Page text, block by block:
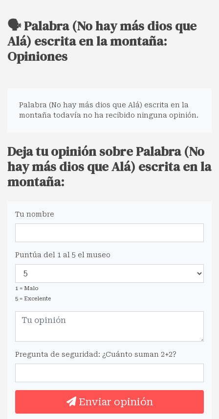
🗣️ Palabra (No hay más dios que
Alá) escrita en la montaña:
Opiniones
Palabra (No hay más dios que Alá) escrita en la
montaña todavía no ha recibido ninguna opinión.
Deja tu opinión sobre Palabra (No
hay más dios que Alá) escrita en la
montaña:
Tu nombre
Puntúa del 1 al 5 el museo
1 = Malo
5 = Excelente
Pregunta de seguridad: ¿Cuánto suman 2+2?
Enviar opinión